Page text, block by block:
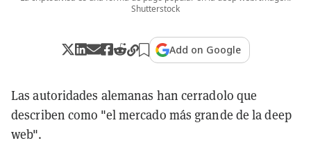
Shutterstock
Add on Google
Las autoridades alemanas han cerradolo que
describen como "el mercado más grande de la deep
web".